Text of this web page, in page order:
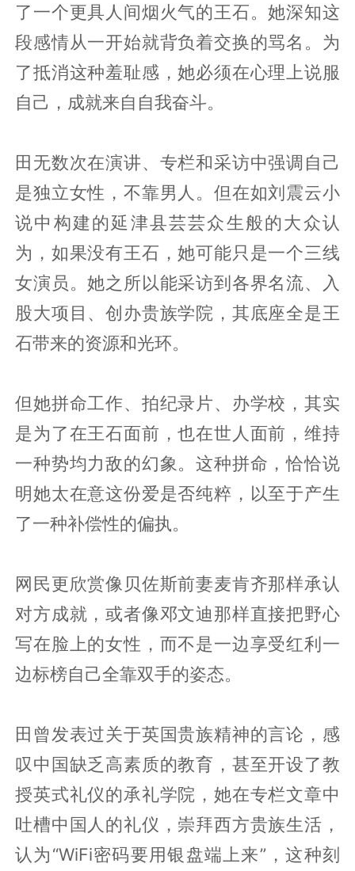
了一个更具人间烟火气的王石。她深知这
段感情从一开始就背负着交换的骂名。为
了抵消这种羞耻感，她必须在心理上说服
自己，成就来自自我奋斗。
田无数次在演讲、专栏和采访中强调自己
是独立女性，不靠男人。但在如刘震云小
说中构建的延津县芸芸众生般的大众认
为，如果没有王石，她可能只是一个三线
女演员。她之所以能采访到各界名流、入
股大项目、创办贵族学院，其底座全是王
石带来的资源和光环。
但她拼命工作、拍纪录片、办学校，其实
是为了在王石面前，也在世人面前，维持
一种势均力敌的幻象。这种拼命，恰恰说
明她太在意这份爱是否纯粹，以至于产生
了一种补偿性的偏执。
网民更欣赏像贝佐斯前妻麦肯齐那样承认
对方成就，或者像邓文迪那样直接把野心
写在脸上的女性，而不是一边享受红利一
边标榜自己全靠双手的姿态。
田曾发表过关于英国贵族精神的言论，感
叹中国缺乏高素质的教育，甚至开设了教
授英式礼仪的承礼学院，她在专栏文章中
吐槽中国人的礼仪，崇拜西方贵族生活，
认为“WiFi密码要用银盘端上来”，这种刻